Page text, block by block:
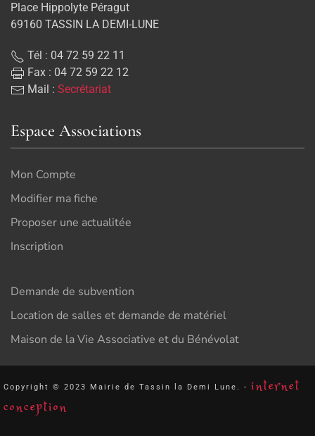
Place Hippolyte Péragut
69160 TASSIN LA DEMI-LUNE
Tél : 04 72 59 22 11
Fax : 04 72 59 22 12
Mail : Secrétariat
Espace Associations
Mon Compte
Modifier ma fiche
Proposer une actualitée
Inscription
Demande de subvention
Location de salles et demande de matériel
Maison de la Vie Associative et du Bénévolat
Copyright © 2023 Mairie de Tassin la Demi Lune. - internet
conception